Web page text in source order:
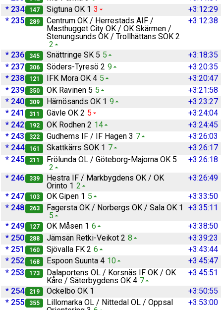
* 234
147 Sigtuna OK 1 3
+3:12:29
* 235
289
Centrum OK / Herrestads AIF /
Masthugget City OK / OK Skärmen /
Stenungsunds OK / Trollhättans SOK 2
2
+3:12:38
* 236 345 Snättringe SK 5 5
+3:18:35
* 237
306 Söders-Tyresö 2 9
+3:20:35
* 238
121 IFK Mora OK 4 5
+3:20:47
* 239
350 OK Ravinen 5 5
+3:21:58
* 240
309 Härnösands OK 1 9
+3:23:27
* 241
311 Gävle OK 2 5
+3:24:04
* 242
192 OK Rodhen 2 14
+3:24:45
* 243
322 Gudhems IF / IF Hagen 3 7
+3:26:03
* 244
161 Skattkärrs SOK 1 7
+3:26:17
* 245
211
Frölunda OL / Göteborg-Majorna OK 5
2
+3:26:18
* 246
339
Hestra IF / Markbygdens OK / OK
Orinto 1 2
+3:26:49
* 247
103 OK Gipen 1 5
+3:33:50
* 248
263
Fagersta OK / Norbergs OK / Sala OK 1
5
+3:35:11
* 249
127 OK Måsen 1 6
+3:38:50
* 250
288 Jämsän Retki-Veikot 2 8
+3:39:23
* 251
160 Sjövalla FK 2 6
+3:43:44
* 252
168 Espoon Suunta 4 10
+3:45:47
* 253
173
Dalaportens OL / Korsnäs IF OK / OK
Kåre / Säterbygdens OK 4 7
+3:45:51
* 254
219 Ockelbo OK 1
+3:50:55
* 255
355
Lillomarka OL / Nittedal OL / Oppsal
+3:53:00